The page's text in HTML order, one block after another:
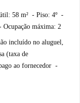
58 m² - Piso: 4º -
máxima: 2
incluído no aluguel,
(taxa de
ao fornecedor -